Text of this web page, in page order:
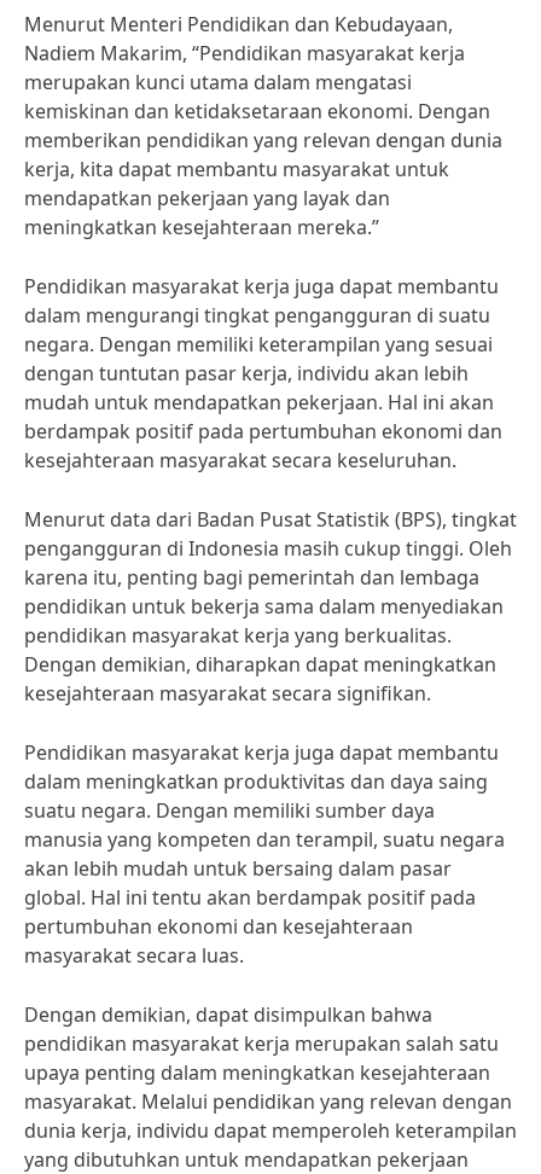
Menurut Menteri Pendidikan dan Kebudayaan,
Nadiem Makarim, “Pendidikan masyarakat kerja
merupakan kunci utama dalam mengatasi
kemiskinan dan ketidaksetaraan ekonomi. Dengan
memberikan pendidikan yang relevan dengan dunia
kerja, kita dapat membantu masyarakat untuk
mendapatkan pekerjaan yang layak dan
meningkatkan kesejahteraan mereka.”
Pendidikan masyarakat kerja juga dapat membantu
dalam mengurangi tingkat pengangguran di suatu
negara. Dengan memiliki keterampilan yang sesuai
dengan tuntutan pasar kerja, individu akan lebih
mudah untuk mendapatkan pekerjaan. Hal ini akan
berdampak positif pada pertumbuhan ekonomi dan
kesejahteraan masyarakat secara keseluruhan.
Menurut data dari Badan Pusat Statistik (BPS), tingkat
pengangguran di Indonesia masih cukup tinggi. Oleh
karena itu, penting bagi pemerintah dan lembaga
pendidikan untuk bekerja sama dalam menyediakan
pendidikan masyarakat kerja yang berkualitas.
Dengan demikian, diharapkan dapat meningkatkan
kesejahteraan masyarakat secara signifikan.
Pendidikan masyarakat kerja juga dapat membantu
dalam meningkatkan produktivitas dan daya saing
suatu negara. Dengan memiliki sumber daya
manusia yang kompeten dan terampil, suatu negara
akan lebih mudah untuk bersaing dalam pasar
global. Hal ini tentu akan berdampak positif pada
pertumbuhan ekonomi dan kesejahteraan
masyarakat secara luas.
Dengan demikian, dapat disimpulkan bahwa
pendidikan masyarakat kerja merupakan salah satu
upaya penting dalam meningkatkan kesejahteraan
masyarakat. Melalui pendidikan yang relevan dengan
dunia kerja, individu dapat memperoleh keterampilan
yang dibutuhkan untuk mendapatkan pekerjaan